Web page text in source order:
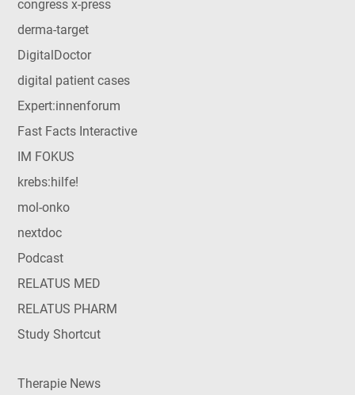
congress x-press
derma-target
DigitalDoctor
digital patient cases
Expert:innenforum
Fast Facts Interactive
IM FOKUS
krebs:hilfe!
mol-onko
nextdoc
Podcast
RELATUS MED
RELATUS PHARM
Study Shortcut
Therapie News